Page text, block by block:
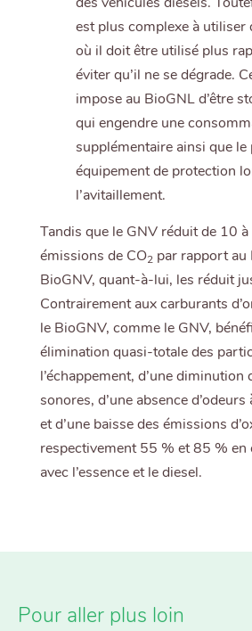
est plus complexe à utiliser
où il doit être utilisé plus
éviter qu’il ne se dégrade.
impose au BioGNL d’être
qui engendre une
supplémentaire ainsi que le
équipement de protection
l’avitaillement.
Tandis que le GNV réduit de 10
émissions de CO2 par rapport au
BioGNV, quant-à-lui, les réduit
Contrairement aux carburants
le BioGNV, comme le GNV,
élimination quasi-totale des
l’échappement, d’une diminution
sonores, d’une absence d’odeurs
et d’une baisse des émissions
respectivement 55 % et 85 % en
avec l’essence et le diesel.
Pour aller plus loin